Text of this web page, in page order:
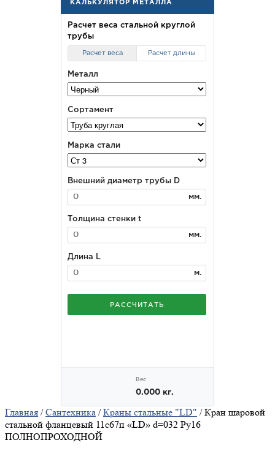
Главная /Сантехника /Краны стальные "LD" / Кран шаровой
стальной фланцевый 11с67п «LD» d=032 Ру16
ПОЛНОПРОХОДНОЙ